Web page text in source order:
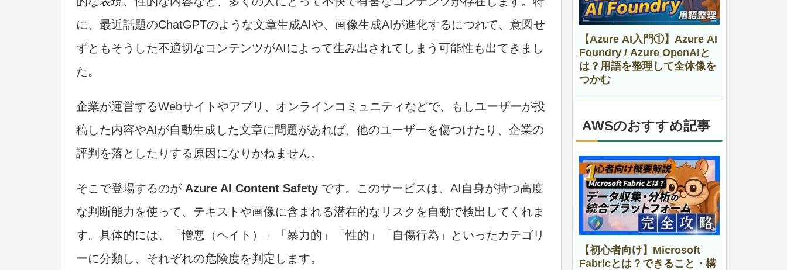
に、最近話題のChatGPTのような文章生成AIや、画像生成AIが進化するにつれて、意図せ
ずともそうした不適切なコンテンツがAIによって生み出されてしまう可能性も出てきまし
た。
企業が運営するWebサイトやアプリ、オンラインコミュニティなどで、もしユーザーが投
稿した内容やAIが自動生成した文章に問題があれば、他のユーザーを傷つけたり、企業の
評判を落としたりする原因になりかねません。
そこで登場するのが Azure AI Content Safetyです。このサービスは、AI自身が持つ高度
な判断能力を使って、テキストや画像に含まれる潜在的なリスクを自動で検出してくれま
す。具体的には、「憎悪（ヘイト）」「暴力的」「性的」「自傷行為」といったカテゴリ
ーに分類し、それぞれの危険度を判定します。
【Azure AI入門①】Azure AI
Foundry / Azure OpenAIと
は？用語を整理して全体像を
つかむ
AWSのおすすめ記事
【初心者向け】Microsoft
Fabricとは？できること・構